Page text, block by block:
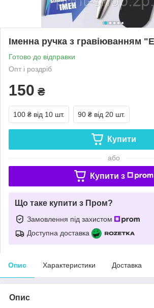
Іменна ручка з гравіюванням
Готово до відправки
Опт і роздріб
150 ₴
100 ₴ від 10 шт. 90 ₴ від 20 шт.
Купити
або
Купити з
Що таке купити з Пром?
Замовлення під захистом
Доступна доставка
Опис Характеристики Доставка
Опис